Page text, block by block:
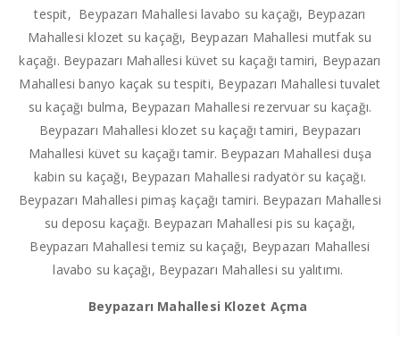
tespit, Beypazarı Mahallesi lavabo su kaçağı, Beypazarı
Mahallesi klozet su kaçağı, Beypazarı Mahallesi mutfak su
kaçağı. Beypazarı Mahallesi küvet su kaçağı tamiri, Beypazarı
Mahallesi banyo kaçak su tespiti, Beypazarı Mahallesi tuvalet
su kaçağı bulma, Beypazarı Mahallesi rezervuar su kaçağı.
Beypazarı Mahallesi klozet su kaçağı tamiri, Beypazarı
Mahallesi küvet su kaçağı tamir. Beypazarı Mahallesi duşa
kabin su kaçağı, Beypazarı Mahallesi radyatör su kaçağı.
Beypazarı Mahallesi pimaş kaçağı tamiri. Beypazarı Mahallesi
su deposu kaçağı. Beypazarı Mahallesi pis su kaçağı,
Beypazarı Mahallesi temiz su kaçağı, Beypazarı Mahallesi
lavabo su kaçağı, Beypazarı Mahallesi su yalıtımı.
Beypazarı Mahallesi Klozet Açma